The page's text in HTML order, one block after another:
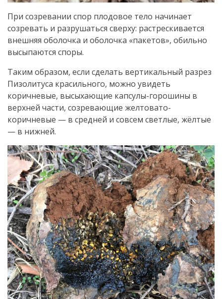
При созревании спор плодовое тело начинает
созревать и разрушаться сверху: растрескивается
внешняя оболочка и оболочка «пакетов», обильно
высыпаются споры.
Таким образом, если сделать вертикальный разрез
Пизолитуса красильного, можно увидеть
коричневые, высыхающие капсулы-горошины в
верхней части, созревающие желтовато-
коричневые — в средней и совсем светлые, жёлтые
— в нижней.